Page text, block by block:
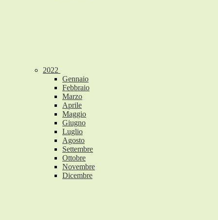
2022
Gennaio
Febbraio
Marzo
Aprile
Maggio
Giugno
Luglio
Agosto
Settembre
Ottobre
Novembre
Dicembre